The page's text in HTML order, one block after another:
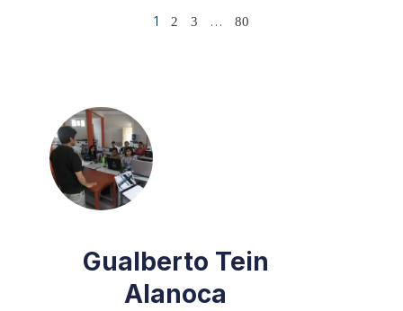
1 2 3 … 80
Gualberto Tein
Alanoca